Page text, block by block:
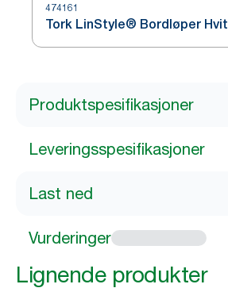
474161
Tork LinStyle® Bordløper Hvit
Produktspesifikasjoner
Leveringsspesifikasjoner
Last ned
Vurderinger
Lignende produkter